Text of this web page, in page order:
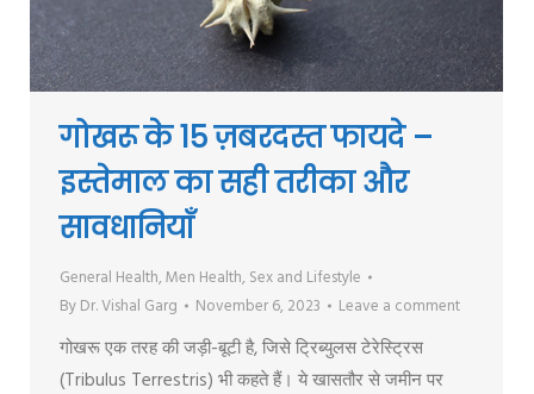
गोखरू के 15 ज़बरदस्त फायदे –
इस्तेमाल का सही तरीका और
सावधानियाँ
General Health, Men Health, Sex and Lifestyle
By Dr. Vishal Garg November 6, 2023 Leave a comment
गोखरू एक तरह की जड़ी-बूटी है, जिसे ट्रिब्युलस टेरेस्ट्रिस
(Tribulus Terrestris) भी कहते हैं। ये खासतौर से जमीन पर